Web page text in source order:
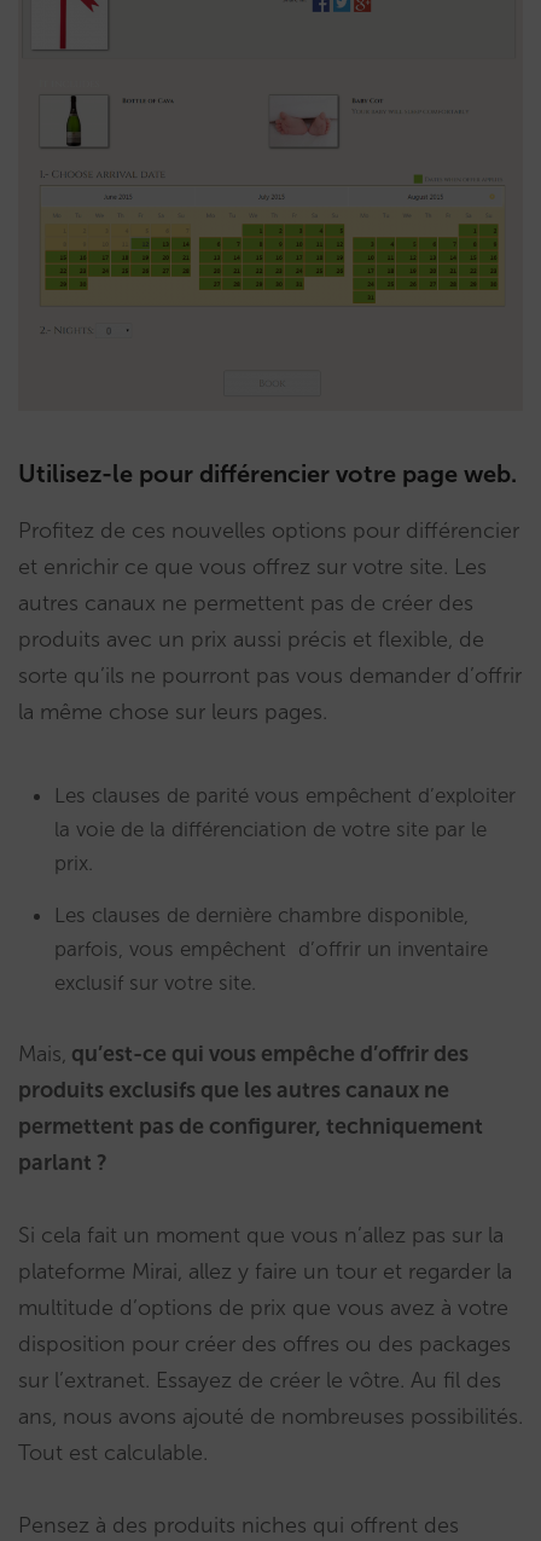
Utilisez-le pour différencier votre page web.
Profitez de ces nouvelles options pour différencier
et enrichir ce que vous offrez sur votre site. Les
autres canaux ne permettent pas de créer des
produits avec un prix aussi précis et flexible, de
sorte qu’ils ne pourront pas vous demander d’offrir
la même chose sur leurs pages.
Les clauses de parité vous empêchent d’exploiter
la voie de la différenciation de votre site par le
prix.
Les clauses de dernière chambre disponible,
parfois, vous empêchent d’offrir un inventaire
exclusif sur votre site.
Mais, qu’est-ce qui vous empêche d’offrir des
produits exclusifs que les autres canaux ne
permettent pas de configurer, techniquement
parlant ?
Si cela fait un moment que vous n’allez pas sur la
plateforme Mirai, allez y faire un tour et regarder la
multitude d’options de prix que vous avez à votre
disposition pour créer des offres ou des packages
sur l’extranet. Essayez de créer le vôtre. Au fil des
ans, nous avons ajouté de nombreuses possibilités.
Tout est calculable.
Pensez à des produits niches qui offrent des